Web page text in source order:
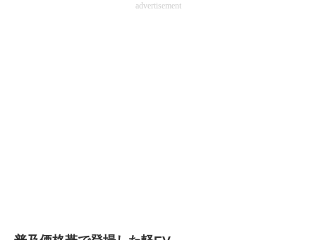
advertisement